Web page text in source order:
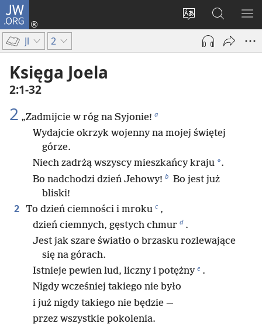
JW.ORG
Wybór
języka
Logowanie
(opens
window)
Szukaj
na
JW.ORG
Jl 2
Księga Joela
2:1-32
2 „Zadmijcie w róg na Syjonie! a
Wydajcie okrzyk wojenny na mojej świętej
górze.
Niech zadrżą wszyscy mieszkańcy kraju *.
Bo nadchodzi dzień Jehowy! b Bo jest już
bliski!
2 To dzień ciemności i mroku c ,
dzień ciemnych, gęstych chmur d .
Jest jak szare światło o brzasku rozlewające
się na górach.
Istnieje pewien lud, liczny i potężny e .
Nigdy wcześniej takiego nie było
i już nigdy takiego nie będzie —
przez wszystkie pokolenia.